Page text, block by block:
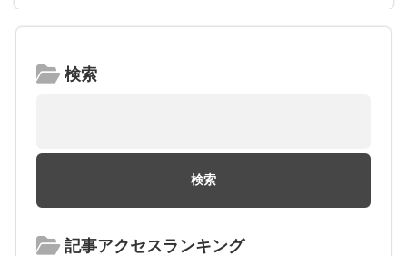
検索
記事アクセスランキング